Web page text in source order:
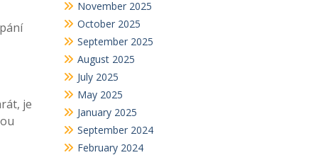
je
November 2025
October 2025
September 2025
August 2025
July 2025
May 2025
January 2025
September 2024
February 2024